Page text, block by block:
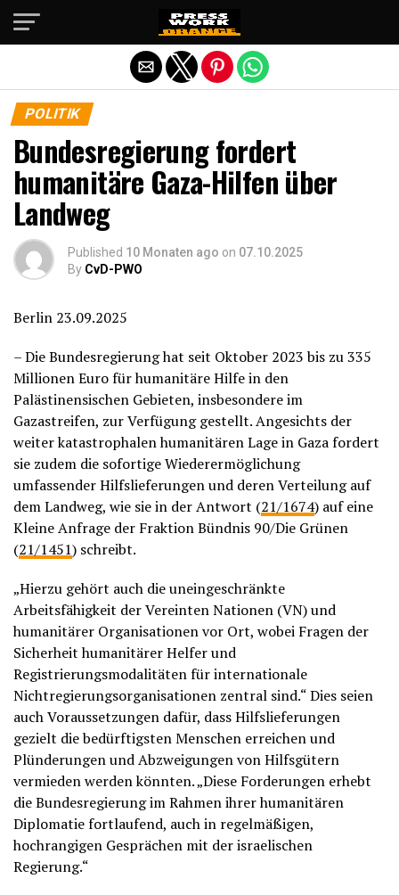
POLITIK
Bundesregierung fordert
humanitäre Gaza-Hilfen über
Landweg
Published 10 Monaten ago on 07.10.2025
By CvD-PWO
Berlin 23.09.2025
– Die Bundesregierung hat seit Oktober 2023 bis zu 335
Millionen Euro für humanitäre Hilfe in den
Palästinensischen Gebieten, insbesondere im
Gazastreifen, zur Verfügung gestellt. Angesichts der
weiter katastrophalen humanitären Lage in Gaza fordert
sie zudem die sofortige Wiederermöglichung
umfassender Hilfslieferungen und deren Verteilung auf
dem Landweg, wie sie in der Antwort (21/1674) auf eine
Kleine Anfrage der Fraktion Bündnis 90/Die Grünen
(21/1451) schreibt.
„Hierzu gehört auch die uneingeschränkte
Arbeitsfähigkeit der Vereinten Nationen (VN) und
humanitärer Organisationen vor Ort, wobei Fragen der
Sicherheit humanitärer Helfer und
Registrierungsmodalitäten für internationale
Nichtregierungsorganisationen zentral sind.“ Dies seien
auch Voraussetzungen dafür, dass Hilfslieferungen
gezielt die bedürftigsten Menschen erreichen und
Plünderungen und Abzweigungen von Hilfsgütern
vermieden werden könnten. „Diese Forderungen erhebt
die Bundesregierung im Rahmen ihrer humanitären
Diplomatie fortlaufend, auch in regelmäßigen,
hochrangigen Gesprächen mit der israelischen
Regierung.“
Die mobile Version verlassen